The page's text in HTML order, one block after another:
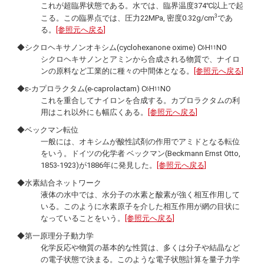
これが超臨界状態である。水では、臨界温度374℃以上で起
こる。この臨界点では、圧力22MPa, 密度0.32g/cm3であ
る。
[参照元へ戻る]
◆シクロヘキサノンオキシム(cyclohexanone oxime) C6H11 NO
シクロヘキサノンとアミンから合成される物質で、ナイロ
ンの原料など工業的に種々の中間体となる。
[参照元へ戻る]
◆ε-カプロラクタム(e-caprolactam) C6H11 NO
これを重合してナイロンを合成する。カプロラクタムの利
用はこれ以外にも幅広くある。
[参照元へ戻る]
◆ベックマン転位
一般には、オキシムが酸性試剤の作用でアミドとなる転位
をいう。ドイツの化学者 ベックマン(Beckmann Ernst Otto,
1853-1923)が1886年に発見した。
[参照元へ戻る]
◆水素結合ネットワーク
液体の水中では、水分子の水素と酸素が強く相互作用して
いる。このように水素原子を介した相互作用が網の目状に
なっていることをいう。
[参照元へ戻る]
◆第一原理分子動力学
化学反応や物質の基本的な性質は、多くは分子や結晶など
の電子状態で決まる。このような電子状態計算を量子力学